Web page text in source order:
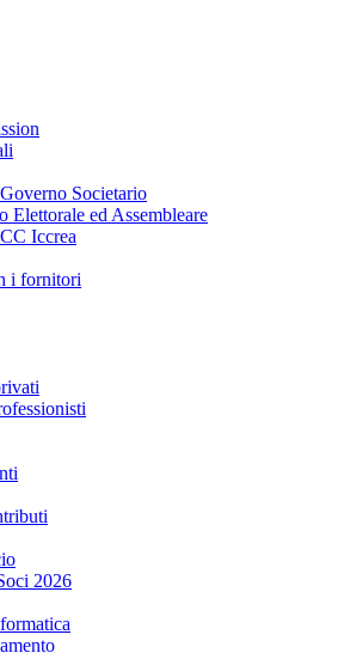
Societario
Elettorale ed Assembleare
Iccrea
i fornitori
2026